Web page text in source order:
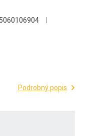
Podrobný popis